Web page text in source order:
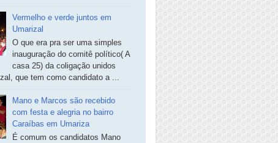
Vermelho e verde juntos em
Umarizal
O que era pra ser uma simples
inauguração do comitê político( A
casa 25) da coligação unidos
que tem como candidato a ...
Mano e Marcos são recebido
com festa e alegria no bairro
Caraíbas em Umariza
É comum os candidatos Mano